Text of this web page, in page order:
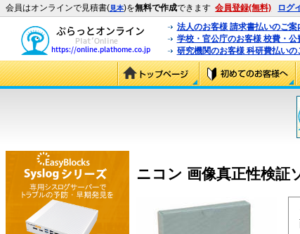
会員はオンラインで見積書(見本)を無料で作成できます 会員登録(無料) ログ
法人のお客様 請求書払いのご案
学校・官公庁のお客様 校費・公
研究機関のお客様 科研費払いの
ニコン 画像真正性検証